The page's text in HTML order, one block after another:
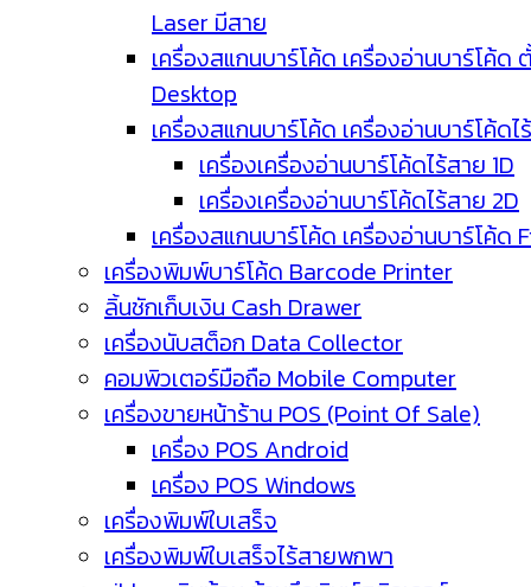
Laser มีสาย
เครื่องสแกนบาร์โค้ด เครื่องอ่านบาร์โค้ด
Desktop
เครื่องสแกนบาร์โค้ด เครื่องอ่านบาร์โค้ดไ
เครื่องเครื่องอ่านบาร์โค้ดไร้สาย 1D
เครื่องเครื่องอ่านบาร์โค้ดไร้สาย 2D
เครื่องสแกนบาร์โค้ด เครื่องอ่านบาร์โค้ด
เครื่องพิมพ์บาร์โค้ด Barcode Printer
ลิ้นชักเก็บเงิน Cash Drawer
เครื่องนับสต็อก Data Collector
คอมพิวเตอร์มือถือ Mobile Computer
เครื่องขายหน้าร้าน POS (Point Of Sale)
เครื่อง POS Android
เครื่อง POS Windows
เครื่องพิมพ์ใบเสร็จ
เครื่องพิมพ์ใบเสร็จไร้สายพกพา